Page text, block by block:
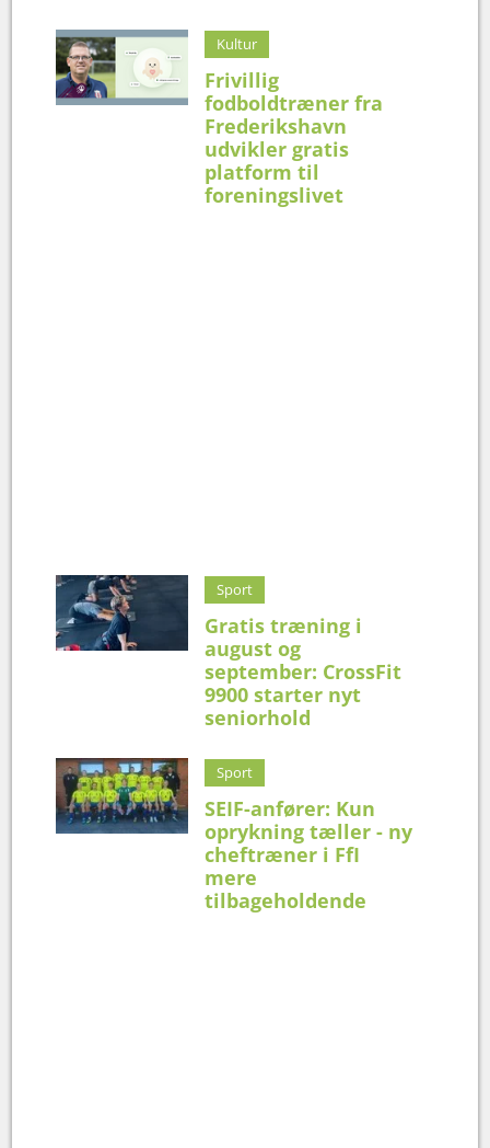
Kultur
Frivillig
fodboldtræner fra
Frederikshavn
udvikler gratis
platform til
foreningslivet
Sport
Gratis træning i
august og
september: CrossFit
9900 starter nyt
seniorhold
Sport
SEIF-anfører: Kun
oprykning tæller - ny
cheftræner i FfI
mere
tilbageholdende